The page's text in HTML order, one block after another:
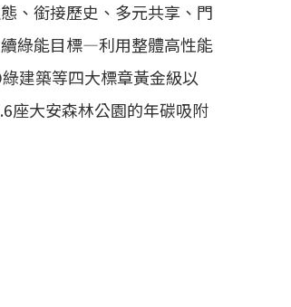
、銜接歷史、多元共享、門
綠能目標—利用整體高性能
建築等四大標章黃金級以
座大安森林公園的年碳吸附